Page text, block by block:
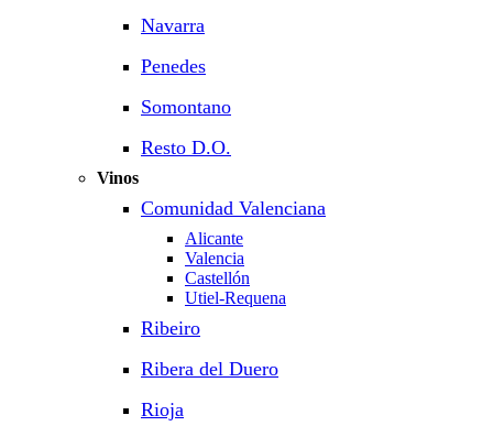
Navarra
Penedes
Somontano
Resto D.O.
Vinos
Comunidad Valenciana
Alicante
Valencia
Castellón
Utiel-Requena
Ribeiro
Ribera del Duero
Rioja